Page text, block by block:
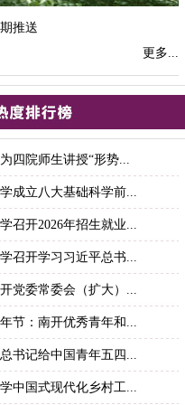
推送
更多...
四院师生讲授“形势...
成立八大基础科学前...
召开2026年招生就业...
召开学习习近平总书...
党委常委会（扩大）...
节：南开优秀青年和...
书记给中国青年五四...
中国式现代化乡村工...